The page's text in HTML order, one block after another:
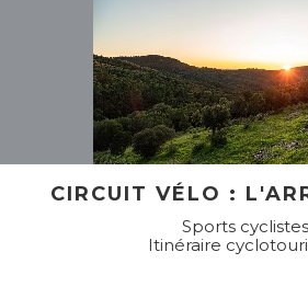
CIRCUIT VÉLO :
Sports cyclistes
Itinéraire